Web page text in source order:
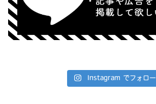
Instagram でフォロー